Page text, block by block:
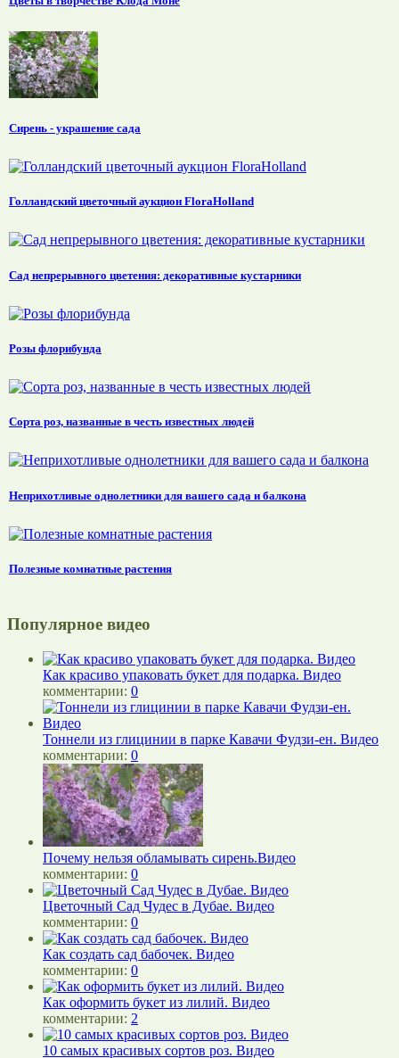
Сирень - украшение сада
Голландский цветочный аукцион FloraHolland
Сад непрерывного цветения: декоративные кустарники
Розы флорибунда
Сорта роз, названные в честь известных людей
Неприхотливые однолетники для вашего сада и балкона
Полезные комнатные растения
Популярное видео
Как красиво упаковать букет для подарка. Видео
комментарии: 0
Тоннели из глицинии в парке Кавачи Фудзи-ен. Видео
комментарии: 0
Почему нельзя обламывать сирень.Видео
комментарии: 0
Цветочный Сад Чудес в Дубае. Видео
комментарии: 0
Как создать сад бабочек. Видео
комментарии: 0
Как оформить букет из лилий. Видео
комментарии: 2
10 самых красивых сортов роз. Видео